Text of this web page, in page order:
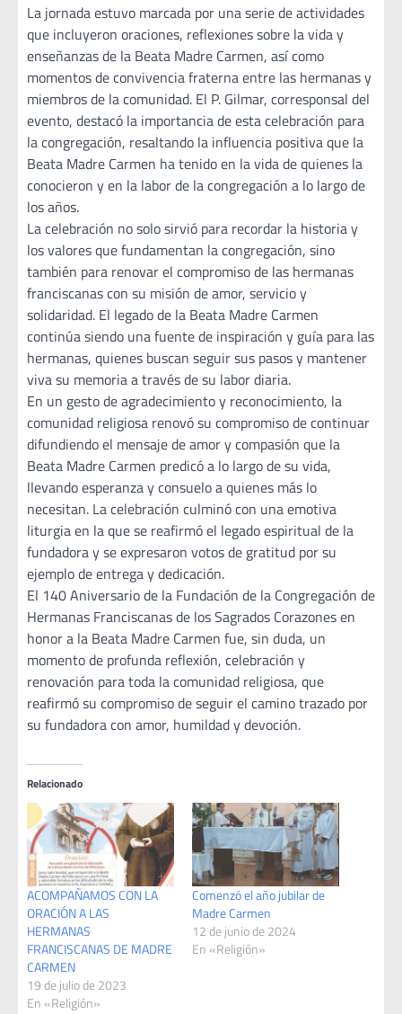
La jornada estuvo marcada por una serie de actividades
que incluyeron oraciones, reflexiones sobre la vida y
enseñanzas de la Beata Madre Carmen, así como
momentos de convivencia fraterna entre las hermanas y
miembros de la comunidad. El P. Gilmar, corresponsal del
evento, destacó la importancia de esta celebración para
la congregación, resaltando la influencia positiva que la
Beata Madre Carmen ha tenido en la vida de quienes la
conocieron y en la labor de la congregación a lo largo de
los años.
La celebración no solo sirvió para recordar la historia y
los valores que fundamentan la congregación, sino
también para renovar el compromiso de las hermanas
franciscanas con su misión de amor, servicio y
solidaridad. El legado de la Beata Madre Carmen
continúa siendo una fuente de inspiración y guía para las
hermanas, quienes buscan seguir sus pasos y mantener
viva su memoria a través de su labor diaria.
En un gesto de agradecimiento y reconocimiento, la
comunidad religiosa renovó su compromiso de continuar
difundiendo el mensaje de amor y compasión que la
Beata Madre Carmen predicó a lo largo de su vida,
llevando esperanza y consuelo a quienes más lo
necesitan. La celebración culminó con una emotiva
liturgia en la que se reafirmó el legado espiritual de la
fundadora y se expresaron votos de gratitud por su
ejemplo de entrega y dedicación.
El 140 Aniversario de la Fundación de la Congregación de
Hermanas Franciscanas de los Sagrados Corazones en
honor a la Beata Madre Carmen fue, sin duda, un
momento de profunda reflexión, celebración y
renovación para toda la comunidad religiosa, que
reafirmó su compromiso de seguir el camino trazado por
su fundadora con amor, humildad y devoción.
Relacionado
ACOMPAÑAMOS CON LA
ORACIÓN A LAS
HERMANAS
FRANCISCANAS DE MADRE
CARMEN
19 de julio de 2023
En «Religión»
Comenzó el año jubilar de
Madre Carmen
12 de junio de 2024
En «Religión»